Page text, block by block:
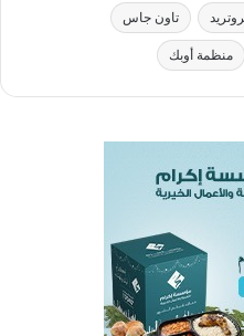
تاون جاس
منظمة أوبك